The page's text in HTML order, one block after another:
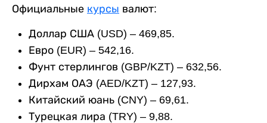
Официальные курсы валют:
Доллар США (USD) – 469,85.
Евро (EUR) – 542,16.
Фунт стерлингов (GBP/KZT) – 632,56.
Дирхам ОАЭ (AED/KZT) – 127,93.
Китайский юань (CNY) – 69,61.
Турецкая лира (TRY) – 9,88.